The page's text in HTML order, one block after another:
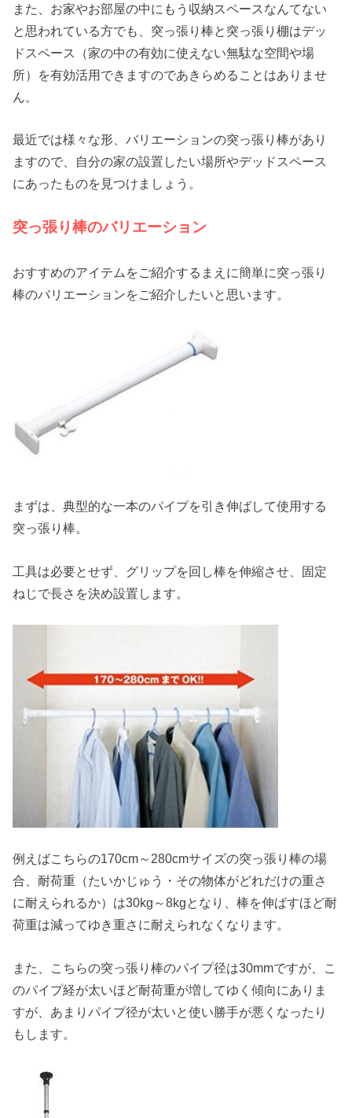
また、お家やお部屋の中にもう収納スペースなんてない
と思われている方でも、突っ張り棒と突っ張り棚はデッ
ドスペース（家の中の有効に使えない無駄な空間や場
所）を有効活用できますのであきらめることはありませ
ん。
最近では様々な形、バリエーションの突っ張り棒があり
ますので、自分の家の設置したい場所やデッドスペース
にあったものを見つけましょう。
突っ張り棒のバリエーション
おすすめのアイテムをご紹介するまえに簡単に突っ張り
棒のバリエーションをご紹介したいと思います。
まずは、典型的な一本のパイプを引き伸ばして使用する
突っ張り棒。
工具は必要とせず、グリップを回し棒を伸縮させ、固定
ねじで長さを決め設置します。
例えばこちらの170cm～280cmサイズの突っ張り棒の場
合、耐荷重（たいかじゅう・その物体がどれだけの重さ
に耐えられるか）は30kg～8kgとなり、棒を伸ばすほど耐
荷重は減ってゆき重さに耐えられなくなります。
また、こちらの突っ張り棒のパイプ径は30mmですが、こ
のパイプ経が太いほど耐荷重が増してゆく傾向にありま
すが、あまりパイプ径が太いと使い勝手が悪くなったり
もします。